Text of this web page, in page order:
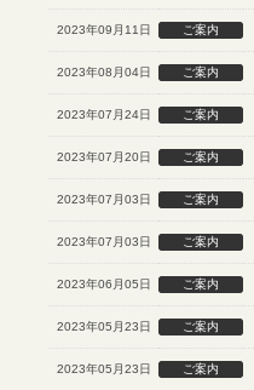
2023年09月11日 ご案内
2023年08月04日 ご案内
2023年07月24日 ご案内
2023年07月20日 ご案内
2023年07月03日 ご案内
2023年07月03日 ご案内
2023年06月05日 ご案内
2023年05月23日 ご案内
2023年05月23日 ご案内